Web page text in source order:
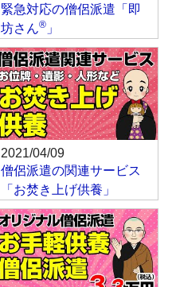
緊急対応の僧侶派遣「即
坊さん®」
2021/04/09
僧侶派遣の関連サービス
「お焚き上げ供養」